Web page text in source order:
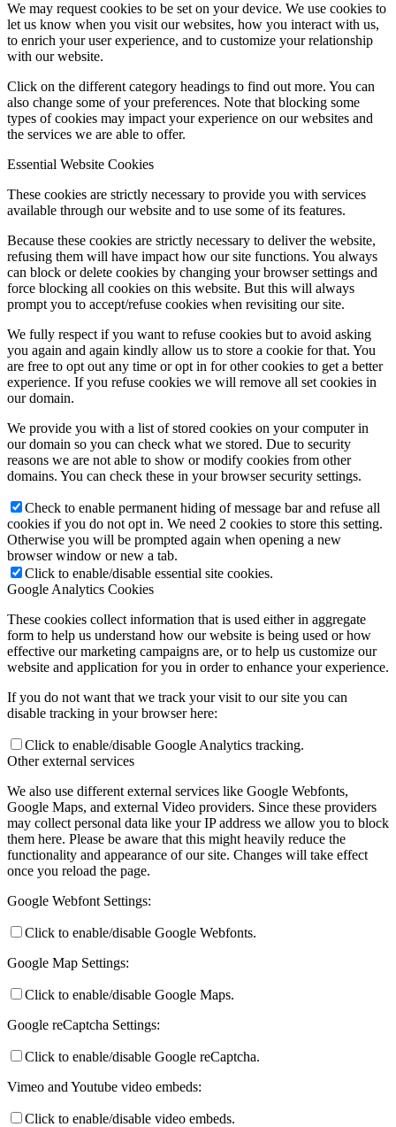
We may request cookies to be set on your device. We use cookies to
let us know when you visit our websites, how you interact with us,
to enrich your user experience, and to customize your relationship
with our website.
Click on the different category headings to find out more. You can
also change some of your preferences. Note that blocking some
types of cookies may impact your experience on our websites and
the services we are able to offer.
Essential Website Cookies
These cookies are strictly necessary to provide you with services
available through our website and to use some of its features.
Because these cookies are strictly necessary to deliver the website,
refusing them will have impact how our site functions. You always
can block or delete cookies by changing your browser settings and
force blocking all cookies on this website. But this will always
prompt you to accept/refuse cookies when revisiting our site.
We fully respect if you want to refuse cookies but to avoid asking
you again and again kindly allow us to store a cookie for that. You
are free to opt out any time or opt in for other cookies to get a better
experience. If you refuse cookies we will remove all set cookies in
our domain.
We provide you with a list of stored cookies on your computer in
our domain so you can check what we stored. Due to security
reasons we are not able to show or modify cookies from other
domains. You can check these in your browser security settings.
Check to enable permanent hiding of message bar and refuse all
cookies if you do not opt in. We need 2 cookies to store this setting.
Otherwise you will be prompted again when opening a new
browser window or new a tab.
Click to enable/disable essential site cookies.
Google Analytics Cookies
These cookies collect information that is used either in aggregate
form to help us understand how our website is being used or how
effective our marketing campaigns are, or to help us customize our
website and application for you in order to enhance your experience.
If you do not want that we track your visit to our site you can
disable tracking in your browser here:
Click to enable/disable Google Analytics tracking.
Other external services
We also use different external services like Google Webfonts,
Google Maps, and external Video providers. Since these providers
may collect personal data like your IP address we allow you to block
them here. Please be aware that this might heavily reduce the
functionality and appearance of our site. Changes will take effect
once you reload the page.
Google Webfont Settings:
Click to enable/disable Google Webfonts.
Google Map Settings:
Click to enable/disable Google Maps.
Google reCaptcha Settings:
Click to enable/disable Google reCaptcha.
Vimeo and Youtube video embeds:
Click to enable/disable video embeds.